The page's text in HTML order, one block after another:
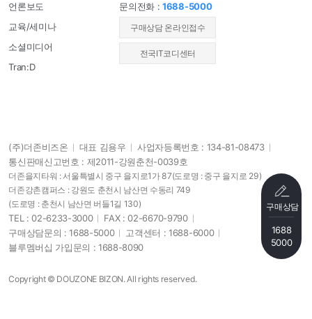
구매상담
1688
5000
언론보도
교육/세미나
소셜미디어
Tran:D
문의전화 :1688-5000
​구매상담 온라인접수
전국IT코디센터
(주)더존비즈온 대표 김용우
사업자등록번호 : 134-81-08473
통신판매신고번호 : 제2011-강원춘천-0039호
더존을지타워 : 서울특별시 중구 을지로1가 87(도로명 : 중구 을지로 29)
더존강촌캠퍼스 : 강원도 춘천시 남산면 수동리 749
(도로명 : 춘천시 남산면 버들1길 130)
TEL : 02-6233-3000
FAX : 02-6670-9790
구매상담문의 : 1688-5000
고객센터 : 1688-6000
블루멤버십 가입문의 : 1688-8090
Copyright © DOUZONE BIZON. All rights reserved.